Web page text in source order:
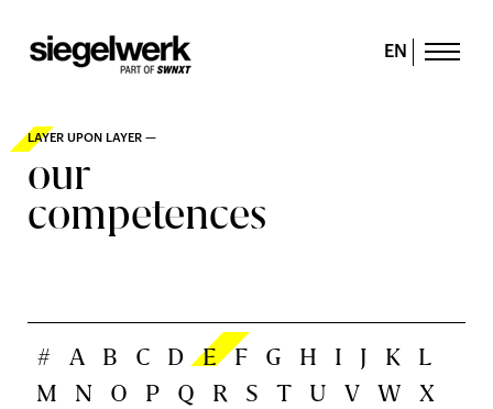
EN
LAYER UPON LAYER —
our
competences
# A B C D E F G H I J K
L
M
N O P Q R S T U V W
X